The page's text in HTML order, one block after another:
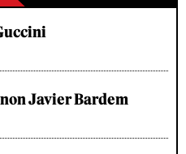
Javier Bardem